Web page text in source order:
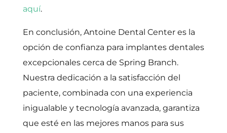
aquí.
En conclusión, Antoine Dental Center es la
opción de confianza para implantes dentales
excepcionales cerca de Spring Branch.
Nuestra dedicación a la satisfacción del
paciente, combinada con una experiencia
inigualable y tecnología avanzada, garantiza
que esté en las mejores manos para sus